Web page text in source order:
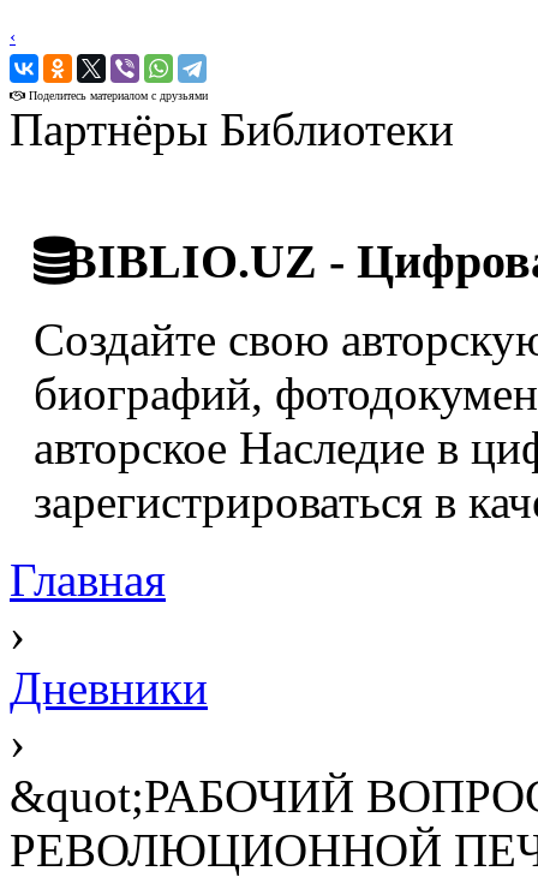
‹
›
Поделитесь материалом с друзьями
Партнёры Библиотеки
BIBLIO.UZ -
Создайте свою
биографий,
авторское Наследие в
зарегистрироваться в
Главная
›
Дневники
›
&quot;РАБОЧИЙ
РЕВОЛЮЦИОННОЙ